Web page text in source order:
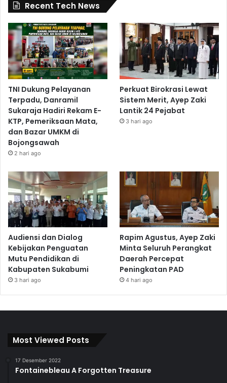
Recent Tech News
TNI Dukung Pelayanan
Terpadu, Danramil
Sukaraja Hadiri Rekam E-
KTP, Pemeriksaan Mata,
dan Bazar UMKM di
Bojongsawah
2 hari ago
Perkuat Birokrasi Lewat
Sistem Merit, Ayep Zaki
Lantik 24 Pejabat
3 hari ago
Audiensi dan Dialog
Kebijakan Penguatan
Mutu Pendidikan di
Kabupaten Sukabumi
3 hari ago
Rapim Agustus, Ayep Zaki
Minta Seluruh Perangkat
Daerah Percepat
Peningkatan PAD
4 hari ago
Most Viewed Posts
17 Desember 2022
Fontainebleau A Forgotten Treasure